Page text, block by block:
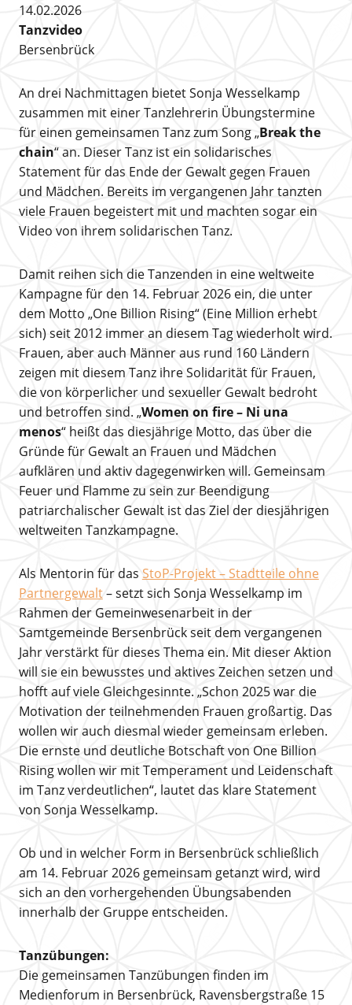
14.02.2026
Tanzvideo
Bersenbrück
An drei Nachmittagen bietet Sonja Wesselkamp
zusammen mit einer Tanzlehrerin Übungstermine
für einen gemeinsamen Tanz zum Song „Break the
chain“ an. Dieser Tanz ist ein solidarisches
Statement für das Ende der Gewalt gegen Frauen
und Mädchen. Bereits im vergangenen Jahr tanzten
viele Frauen begeistert mit und machten sogar ein
Video von ihrem solidarischen Tanz.
Damit reihen sich die Tanzenden in eine weltweite
Kampagne für den 14. Februar 2026 ein, die unter
dem Motto „One Billion Rising“ (Eine Million erhebt
sich) seit 2012 immer an diesem Tag wiederholt wird.
Frauen, aber auch Männer aus rund 160 Ländern
zeigen mit diesem Tanz ihre Solidarität für Frauen,
die von körperlicher und sexueller Gewalt bedroht
und betroffen sind. „Women on fire – Ni una
menos“ heißt das diesjährige Motto, das über die
Gründe für Gewalt an Frauen und Mädchen
aufklären und aktiv dagegenwirken will. Gemeinsam
Feuer und Flamme zu sein zur Beendigung
patriarchalischer Gewalt ist das Ziel der diesjährigen
weltweiten Tanzkampagne.
Als Mentorin für das StoP-Projekt – Stadtteile ohne
Partnergewalt– setzt sich Sonja Wesselkamp im
Rahmen der Gemeinwesenarbeit in der
Samtgemeinde Bersenbrück seit dem vergangenen
Jahr verstärkt für dieses Thema ein. Mit dieser Aktion
will sie ein bewusstes und aktives Zeichen setzen und
hofft auf viele Gleichgesinnte. „Schon 2025 war die
Motivation der teilnehmenden Frauen großartig. Das
wollen wir auch diesmal wieder gemeinsam erleben.
Die ernste und deutliche Botschaft von One Billion
Rising wollen wir mit Temperament und Leidenschaft
im Tanz verdeutlichen“, lautet das klare Statement
von Sonja Wesselkamp.
Ob und in welcher Form in Bersenbrück schließlich
am 14. Februar 2026 gemeinsam getanzt wird, wird
sich an den vorhergehenden Übungsabenden
innerhalb der Gruppe entscheiden.
Tanzübungen:
Die gemeinsamen Tanzübungen finden im
Medienforum in Bersenbrück, Ravensbergstraße 15